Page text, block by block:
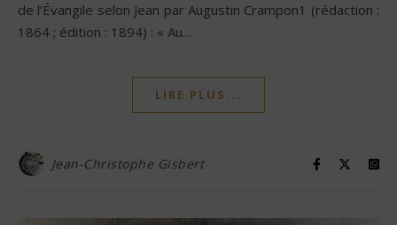
de l’Évangile selon Jean par Augustin Crampon1 (rédaction :
1864 ; édition : 1894) : « Au…
LIRE PLUS...
Jean-Christophe Gisbert